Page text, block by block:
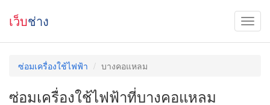
เว็บช่าง
ซ่อมเครื่องใช้ไฟฟ้า บางคอแหลม
ซ่อมเครื่องใช้ไฟฟ้าที่บางคอแหลม